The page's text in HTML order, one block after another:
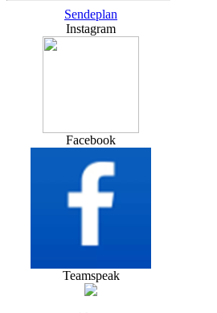
Sendeplan
Instagram
Facebook
Teamspeak